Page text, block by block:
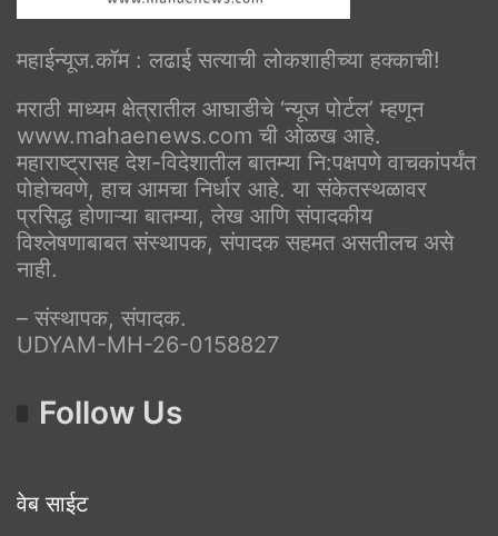
महाईन्यूज.कॉम : लढाई सत्याची लोकशाहीच्या हक्काची!
मराठी माध्यम क्षेत्रातील आघाडीचे ‘न्यूज पोर्टल’ म्हणून
www.mahaenews.com ची ओळख आहे.
महाराष्ट्रासह देश-विदेशातील बातम्या नि:पक्षपणे वाचकांपर्यंत
पोहोचवणे, हाच आमचा निर्धार आहे. या संकेतस्थळावर
प्रसिद्ध होणाऱ्या बातम्या, लेख आणि संपादकीय
विश्लेषणाबाबत संस्थापक, संपादक सहमत असतीलच असे
नाही.
– संस्थापक, संपादक.
UDYAM-MH-26-0158827
Follow Us
वेब साईट